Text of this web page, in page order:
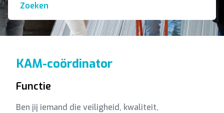
Zoeken
KAM-coördinator
Functie
Ben jij iemand die veiligheid, kwaliteit,